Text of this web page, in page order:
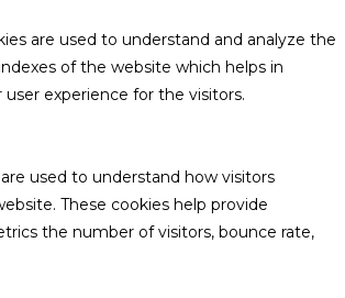
are used to understand and analyze the
of the website which helps in
experience for the visitors.
used to understand how visitors
These cookies help provide
the number of visitors, bounce rate,